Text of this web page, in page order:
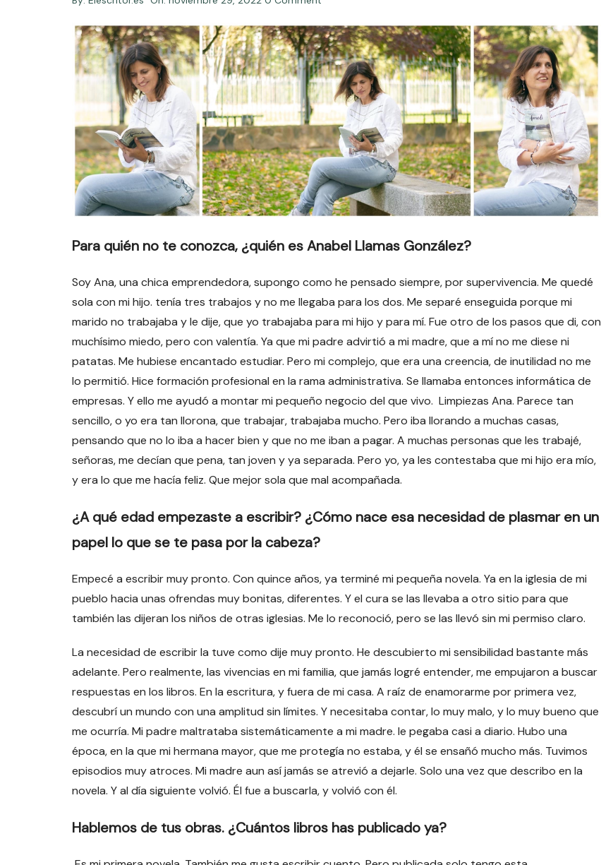
Para quién no te conozca, ¿quién es Anabel Llamas González?
Soy Ana, una chica emprendedora, supongo como he pensado siempre, por supervivencia. Me quedé
sola con mi hijo. tenía tres trabajos y no me llegaba para los dos. Me separé enseguida porque mi
marido no trabajaba y le dije, que yo trabajaba para mi hijo y para mí. Fue otro de los pasos que di, con
muchísimo miedo, pero con valentía. Ya que mi padre advirtió a mi madre, que a mí no me diese ni
patatas. Me hubiese encantado estudiar. Pero mi complejo, que era una creencia, de inutilidad no me
lo permitió. Hice formación profesional en la rama administrativa. Se llamaba entonces informática de
empresas. Y ello me ayudó a montar mi pequeño negocio del que vivo. Limpiezas Ana. Parece tan
sencillo, o yo era tan llorona, que trabajar, trabajaba mucho. Pero iba llorando a muchas casas,
pensando que no lo iba a hacer bien y que no me iban a pagar. A muchas personas que les trabajé,
señoras, me decían que pena, tan joven y ya separada. Pero yo, ya les contestaba que mi hijo era mío,
y era lo que me hacía feliz. Que mejor sola que mal acompañada.
¿A qué edad empezaste a escribir? ¿Cómo nace esa necesidad de plasmar en un
papel lo que se te pasa por la cabeza?
Empecé a escribir muy pronto. Con quince años, ya terminé mi pequeña novela. Ya en la iglesia de mi
pueblo hacia unas ofrendas muy bonitas, diferentes. Y el cura se las llevaba a otro sitio para que
también las dijeran los niños de otras iglesias. Me lo reconoció, pero se las llevó sin mi permiso claro.
La necesidad de escribir la tuve como dije muy pronto. He descubierto mi sensibilidad bastante más
adelante. Pero realmente, las vivencias en mi familia, que jamás logré entender, me empujaron a buscar
respuestas en los libros. En la escritura, y fuera de mi casa. A raíz de enamorarme por primera vez,
descubrí un mundo con una amplitud sin límites. Y necesitaba contar, lo muy malo, y lo muy bueno que
me ocurría. Mi padre maltrataba sistemáticamente a mi madre. le pegaba casi a diario. Hubo una
época, en la que mi hermana mayor, que me protegía no estaba, y él se ensañó mucho más. Tuvimos
episodios muy atroces. Mi madre aun así jamás se atrevió a dejarle. Solo una vez que describo en la
novela. Y al día siguiente volvió. Él fue a buscarla, y volvió con él.
Hablemos de tus obras. ¿Cuántos libros has publicado ya?